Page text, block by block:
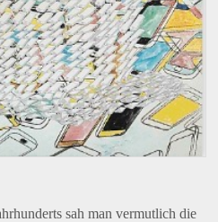
sah man vermutlich die